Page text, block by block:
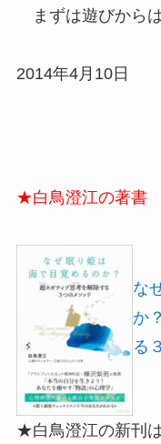
まずは遊びから
2014年4月10日
★白鳥澄江の著書
な
か
る
★白鳥澄江の新刊